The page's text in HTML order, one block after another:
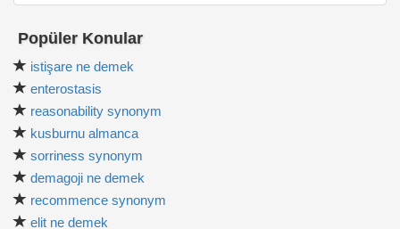
Popüler Konular
istişare ne demek
enterostasis
reasonability synonym
kusburnu almanca
sorriness synonym
demagoji ne demek
recommence synonym
elit ne demek